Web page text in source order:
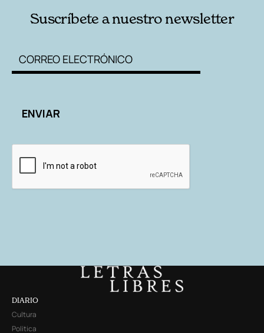
Suscríbete a nuestro newsletter
DIARIO
Cultura
Política